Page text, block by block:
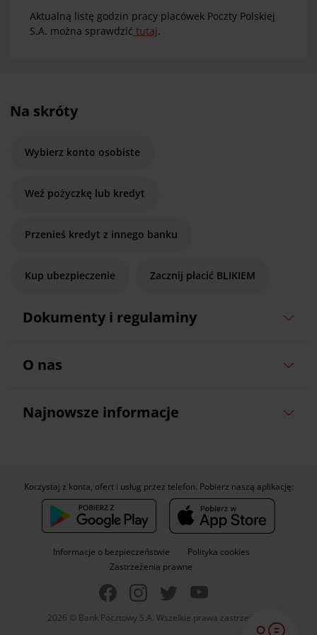
Aktualną listę godzin pracy placówek Poczty Polskiej
S.A. można sprawdzić tutaj.
Na skróty
Wybierz konto osobiste
Weź pożyczkę lub kredyt
Przenieś kredyt z innego banku
Kup ubezpieczenie Zacznij płacić BLIKIEM
Dokumenty i regulaminy
O nas
Najnowsze informacje
Informacje o bezpieczeństwie
Polityka cookies
Zastrzeżenia prawne
2026 © Bank Pocztowy S.A. Wszelkie prawa zastrzeżone.
Korzystaj z konta, ofert i usług przez telefon. Pobierz naszą aplikację: